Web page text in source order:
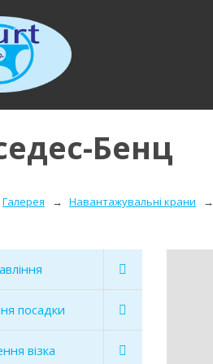
Бенц
Галерея Навантажувальні крани
посадки
візка